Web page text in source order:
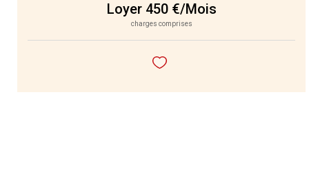
Loyer 450 €/mois
charges comprises